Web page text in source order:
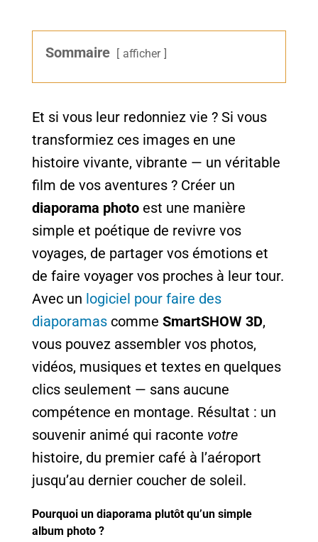
Sommaire afficher
Et si vous leur redonniez vie ? Si vous
transformiez ces images en une
histoire vivante, vibrante — un véritable
film de vos aventures ? Créer un
diaporama photoest une manière
simple et poétique de revivre vos
voyages, de partager vos émotions et
de faire voyager vos proches à leur tour.
Avec un logiciel pour faire des
diaporamascomme SmartSHOW 3D,
vous pouvez assembler vos photos,
vidéos, musiques et textes en quelques
clics seulement — sans aucune
compétence en montage. Résultat : un
souvenir animé qui raconte votre
histoire, du premier café à l’aéroport
jusqu’au dernier coucher de soleil.
Pourquoi un diaporama plutôt qu’un simple
album photo ?